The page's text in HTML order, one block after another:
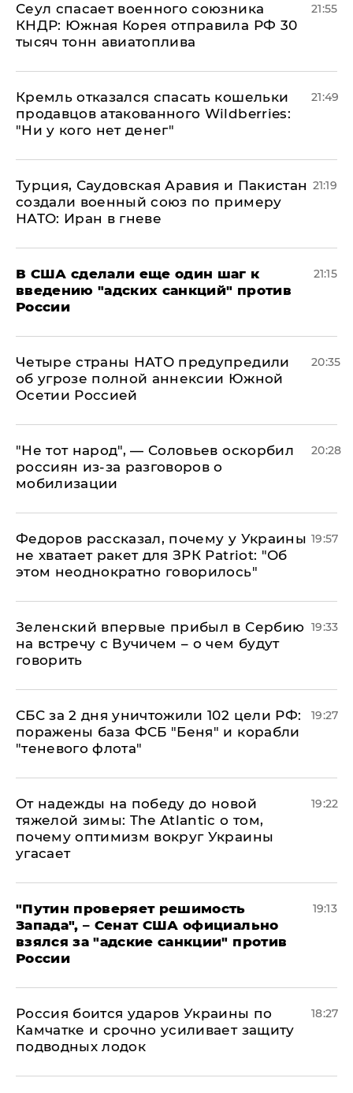
​Сеул спасает военного союзника
КНДР: Южная Корея отправила РФ 30
тысяч тонн авиатоплива
21:55
Кремль отказался спасать кошельки
продавцов атакованного Wildberries:
"Ни у кого нет денег"
21:49
Турция, Саудовская Аравия и Пакистан
создали военный союз по примеру
НАТО: Иран в гневе
21:19
В США сделали еще один шаг к
введению "адских санкций" против
России
21:15
Четыре страны НАТО предупредили
об угрозе полной аннексии Южной
Осетии Россией
20:35
​"Не тот народ", — Соловьев оскорбил
россиян из-за разговоров о
мобилизации
20:28
Федоров рассказал, почему у Украины
не хватает ракет для ЗРК Patriot: "Об
этом неоднократно говорилось"
19:57
Зеленский впервые прибыл в Сербию
на встречу с Вучичем – о чем будут
говорить
19:33
СБС за 2 дня уничтожили 102 цели РФ:
поражены база ФСБ "Беня" и корабли
"теневого флота"
19:27
От надежды на победу до новой
тяжелой зимы: The Atlantic о том,
почему оптимизм вокруг Украины
угасает
19:22
"Путин проверяет решимость
Запада", – Сенат США официально
взялся за "адские санкции" против
России
19:13
Россия боится ударов Украины по
Камчатке и срочно усиливает защиту
подводных лодок
18:27